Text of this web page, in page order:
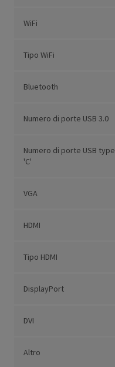
WiFi
Tipo WiFi
Bluetooth
Numero di porte USB 3.0
Numero di porte USB type
'C'
VGA
HDMI
Tipo HDMI
DisplayPort
DVI
Altro